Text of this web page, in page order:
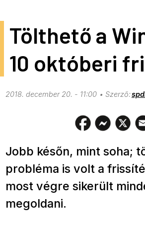
Tölthető a
10 októberi
2018. december 20. - 11:00
Jobb későn, mint soha;
probléma is volt a
most végre sikerült
megoldani.